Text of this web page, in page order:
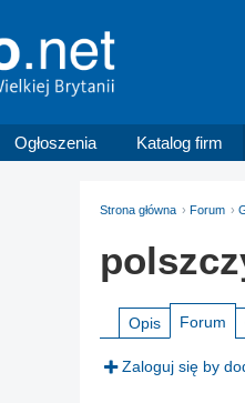
Ogłoszenia Katalog firm
Strona główna Forum
Opis Forum
Zaloguj się by